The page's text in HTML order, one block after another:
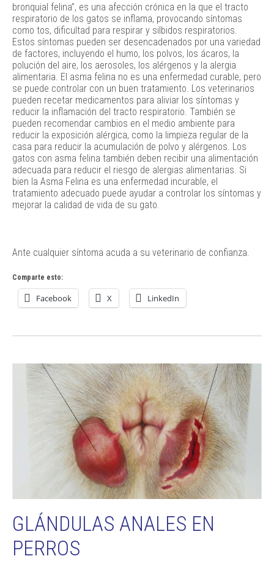
bronquial felina”, es una afección crónica en la que el tracto
respiratorio de los gatos se inflama, provocando síntomas
como tos, dificultad para respirar y silbidos respiratorios.
Estos síntomas pueden ser desencadenados por una variedad
de factores, incluyendo el humo, los polvos, los ácaros, la
polución del aire, los aerosoles, los alérgenos y la alergia
alimentaria. El asma felina no es una enfermedad curable, pero
se puede controlar con un buen tratamiento. Los veterinarios
pueden recetar medicamentos para aliviar los síntomas y
reducir la inflamación del tracto respiratorio. También se
pueden recomendar cambios en el medio ambiente para
reducir la exposición alérgica, como la limpieza regular de la
casa para reducir la acumulación de polvo y alérgenos. Los
gatos con asma felina también deben recibir una alimentación
adecuada para reducir el riesgo de alergias alimentarias. Si
bien la Asma Felina es una enfermedad incurable, el
tratamiento adecuado puede ayudar a controlar los síntomas y
mejorar la calidad de vida de su gato.
Ante cualquier síntoma acuda a su veterinario de confianza.
Comparte esto:
Facebook X LinkedIn
GLÁNDULAS ANALES EN
PERROS